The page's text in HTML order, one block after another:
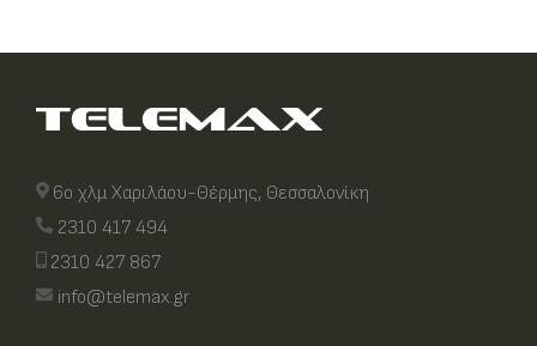
6ο χλμ Χαριλάου-Θέρμης, Θεσσαλονίκη
2310 417 494
2310 427 867
info@telemax.gr